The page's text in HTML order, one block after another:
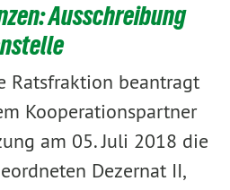
Ausschreibung
Ratsfraktion beantragt
Kooperationspartner
am 05. Juli 2018 die
Dezernat II,